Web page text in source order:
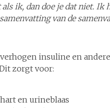
ik, dan doe je dat niet. Ik
van de
insuline en
zorgt voor:
en urineblaas